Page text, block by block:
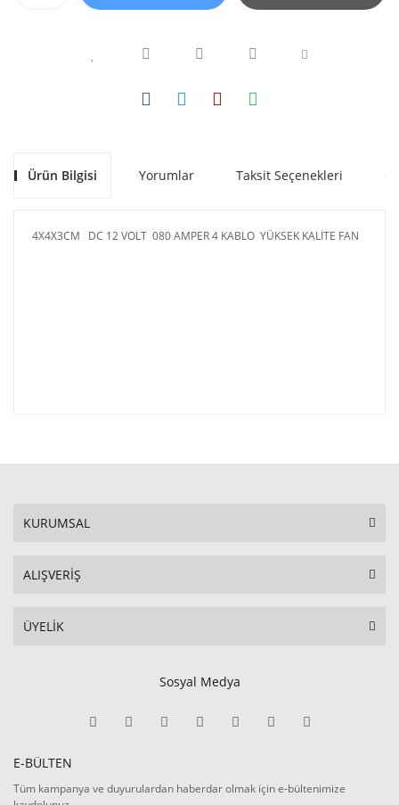
Ürün Bilgisi Yorumlar Taksit Seçenekleri
4X4X3CM DC 12 VOLT 080 AMPER 4 KABLO YÜKSEK KALİTE FAN
KURUMSAL
ALIŞVERİŞ
ÜYELİK
Sosyal Medya
E-BÜLTEN
Tüm kampanya ve duyurulardan haberdar olmak için e-bültenimize